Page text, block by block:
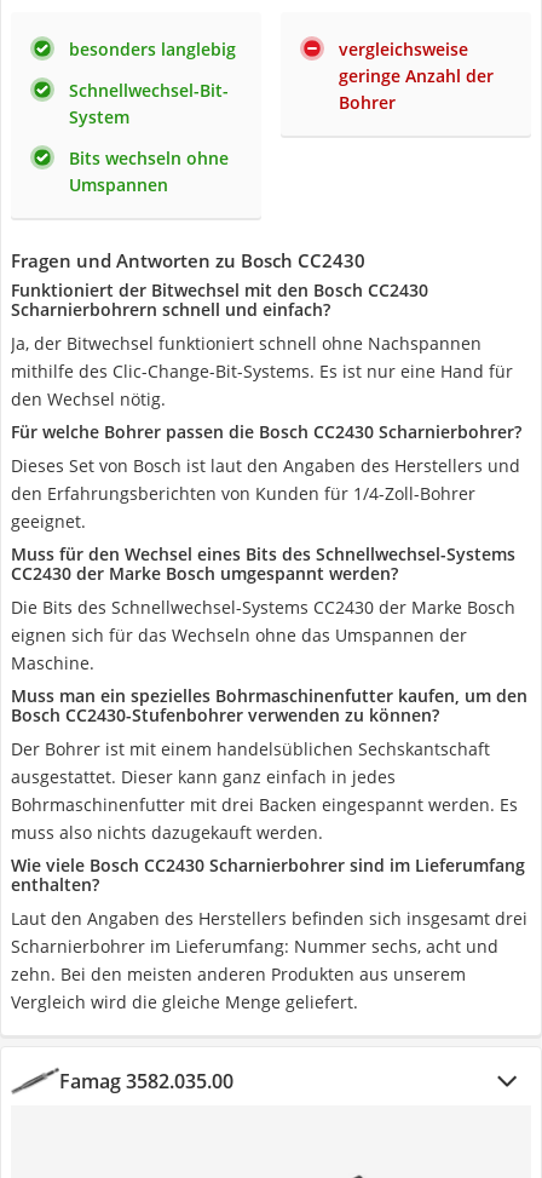
besonders langlebig
Schnellwechsel-Bit-
System
Bits wechseln ohne
Umspannen
vergleichsweise
geringe Anzahl der
Bohrer
Fragen und Antworten zu Bosch CC2430
Funktioniert der Bitwechsel mit den Bosch CC2430
Scharnierbohrern schnell und einfach?
Ja, der Bitwechsel funktioniert schnell ohne Nachspannen
mithilfe des Clic-Change-Bit-Systems. Es ist nur eine Hand für
den Wechsel nötig.
Für welche Bohrer passen die Bosch CC2430 Scharnierbohrer?
Dieses Set von Bosch ist laut den Angaben des Herstellers und
den Erfahrungsberichten von Kunden für 1/4-Zoll-Bohrer
geeignet.
Muss für den Wechsel eines Bits des Schnellwechsel-Systems
CC2430 der Marke Bosch umgespannt werden?
Die Bits des Schnellwechsel-Systems CC2430 der Marke Bosch
eignen sich für das Wechseln ohne das Umspannen der
Maschine.
Muss man ein spezielles Bohrmaschinenfutter kaufen, um den
Bosch CC2430-Stufenbohrer verwenden zu können?
Der Bohrer ist mit einem handelsüblichen Sechskantschaft
ausgestattet. Dieser kann ganz einfach in jedes
Bohrmaschinenfutter mit drei Backen eingespannt werden. Es
muss also nichts dazugekauft werden.
Wie viele Bosch CC2430 Scharnierbohrer sind im Lieferumfang
enthalten?
Laut den Angaben des Herstellers befinden sich insgesamt drei
Scharnierbohrer im Lieferumfang: Nummer sechs, acht und
zehn. Bei den meisten anderen Produkten aus unserem
Vergleich wird die gleiche Menge geliefert.
Famag 3582.035.00